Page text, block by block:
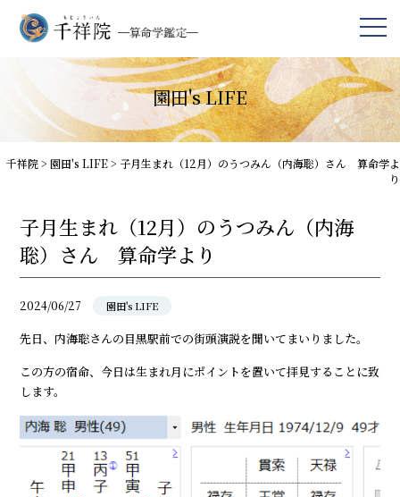
園田's LIFE
千祥院> 園田's LIFE> 子月生まれ（12月）のうつみん（内海聡）さん 算命学よ
り
子月生まれ（12月）のうつみん（内海
聡）さん 算命学より
2024/06/27 園田's LIFE
先日、内海聡さんの目黒駅前での街頭演説を聞いてまいりました。
この方の宿命、今日は生まれ月にポイントを置いて拝見することに致
します。